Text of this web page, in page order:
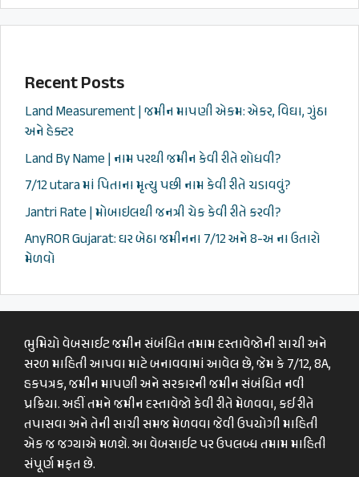
Recent Posts
Land Measurement | જમીન માપણી એકમ: એકર, વિઘા, ગુંઠા
અને હેક્ટર
Land By Name | નામ પરથી જમીન કેવી રીતે શોધવી?
7/12 utara માં પિતાના મૃત્યુ પછી નામ કેવી રીતે ચડાવવું?
Jantri Rate | મોબાઇલથી જનત્રી ચેક કેવી રીતે કરવી?
AnyROR Gujarat: ઘર બેઠા જમીનના 7/12 અને 8-અ ના ઉતારો
મેળવો
ભુમિયો વેબસાઈટ જમીન સંબંધિત તમામ દસ્તાવેજોની સાચી અને
સરળ માહિતી આપવા માટે બનાવવામાં આવેલ છે, જેમ કે 7/12, 8A,
હકપત્રક, જમીન માપણી અને સરકારની જમીન સંબંધિત નવી
પ્રક્રિયા. અહીં તમને જમીન દસ્તાવેજો કેવી રીતે મેળવવા, કઈ રીતે
તપાસવા અને તેની સાચી સમજ મેળવવા જેવી ઉપયોગી માહિતી
એક જ જગ્યાએ મળશે. આ વેબસાઈટ પર ઉપલબ્ધ તમામ માહિતી
સંપૂર્ણ મફત છે.